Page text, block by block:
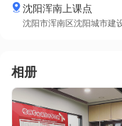
沈阳浑南上课点
沈阳市浑南区沈阳城市建
相册